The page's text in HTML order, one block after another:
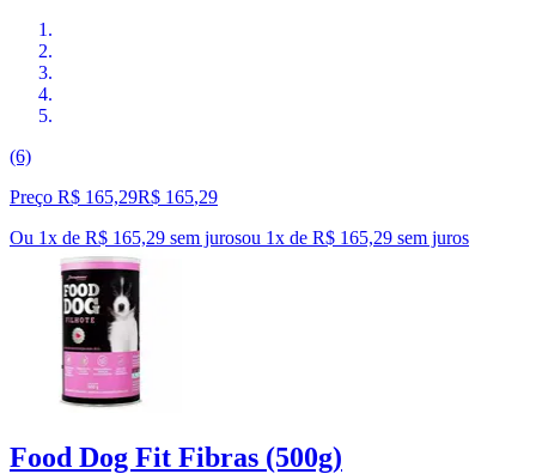
(6)
Preço R$ 165,29R$ 165,29
Ou 1x de R$ 165,29 sem jurosou 1x de R$ 165,29 sem juros
Food Dog Fit Fibras (500g)